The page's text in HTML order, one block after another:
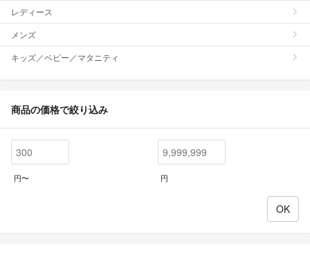
レディース
メンズ
キッズ／ベビー／マタニティ
商品の価格で絞り込み
円〜 円